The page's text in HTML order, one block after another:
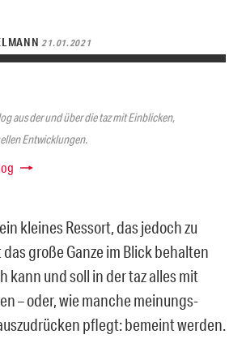
21.01.2021
aus der und über die taz mit Einblicken,
Entwicklungen.
kleines Ressort, das jedoch zu
große Ganze im Blick behalten
kann und soll in der taz alles mit
– oder, wie manche meinungs-
pflegt: bemeint werden.